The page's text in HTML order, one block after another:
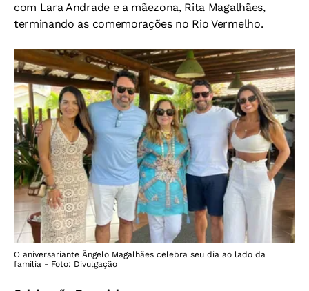
com Lara Andrade e a mãezona, Rita Magalhães,
terminando as comemorações no Rio Vermelho.
O aniversariante Ângelo Magalhães celebra seu dia ao lado da
família - Foto: Divulgação